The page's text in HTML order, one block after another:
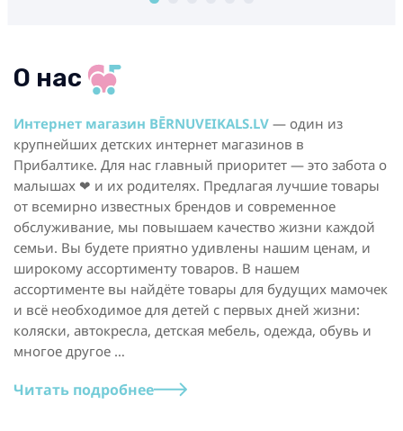
О нас
Интернет магазин BĒRNUVEIKALS.LV — один из
крупнейших детских интернет магазинов в
Прибалтике. Для нас главный приоритет — это забота о
малышах ❤ и их родителях. Предлагая лучшие товары
от всемирно известных брендов и современное
обслуживание, мы повышаем качество жизни каждой
семьи. Вы будете приятно удивлены нашим ценам, и
широкому ассортименту товаров. В нашем
ассортименте вы найдёте товары для будущих мамочек
и всё необходимое для детей с первых дней жизни:
коляски, автокресла, детская мебель, одежда, обувь и
многое другое …
Читать подробнее